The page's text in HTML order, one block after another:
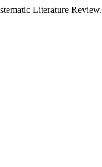
Literature Review.